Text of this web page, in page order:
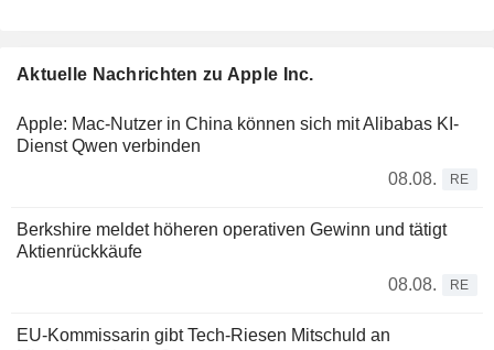
Aktuelle Nachrichten zu Apple Inc.
Apple: Mac-Nutzer in China können sich mit Alibabas KI-
Dienst Qwen verbinden
08.08.
RE
Berkshire meldet höheren operativen Gewinn und tätigt
Aktienrückkäufe
08.08.
RE
EU-Kommissarin gibt Tech-Riesen Mitschuld an